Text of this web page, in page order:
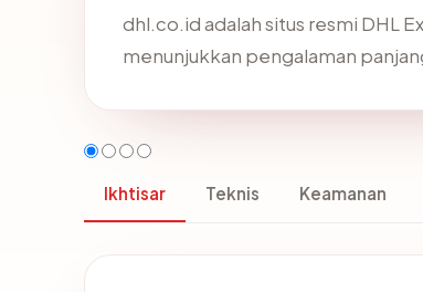
dhl.co.id adalah situs resmi DHL
menunjukkan pengalaman
Ikhtisar Teknis Keamanan